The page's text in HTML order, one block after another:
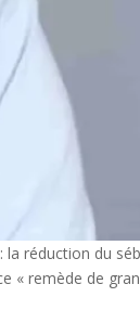
la réduction du
« remède de